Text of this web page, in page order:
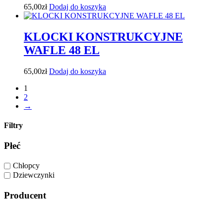
65,00zł Dodaj do koszyka
KLOCKI KONSTRUKCYJNE
WAFLE 48 EL
65,00zł Dodaj do koszyka
1
2
→
Filtry
Płeć
Chłopcy
Dziewczynki
Producent